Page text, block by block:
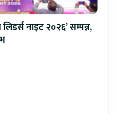
नाइट २०२६’ सम्पन्न,